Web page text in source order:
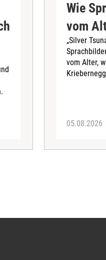
Wie
vom
„Silver
vom Alter,
05.08.2026